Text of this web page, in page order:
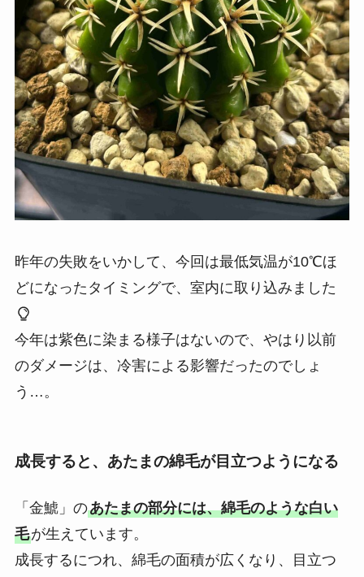
昨年の失敗をいかして、今回は最低気温が10℃ほ
どになったタイミングで、室内に取り込みました
今年は紫色に染まる様子はないので、やはり以前
のダメージは、冷害による影響だったのでしょ
う…。
成長すると、あたまの綿毛が目立つようになる
「金鯱」のあたまの部分には、綿毛のような白い
毛が生えています。
成長するにつれ、綿毛の面積が広くなり、目立つ